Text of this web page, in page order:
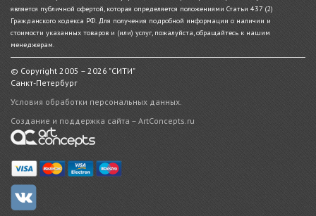
является публичной офертой, которая определяется положениями Статьи 437 (2)
Гражданского кодекса РФ. Для получения подробной информации о наличии и
стоимости указанных товаров и (или) услуг, пожалуйста, обращайтесь к нашим
менеджерам.
© Copyright 2005 – 2026 "СИТИ"
Санкт-Петербург
Условия обработки персональных данных.
Создание и поддержка сайта – ArtConcepts.ru